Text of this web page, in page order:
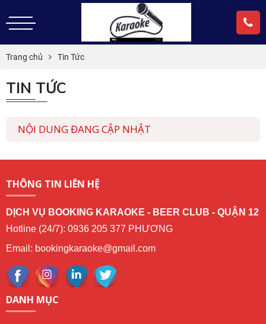
Trang chủ Tin Tức
TIN TỨC
NỘI DUNG ĐANG CẬP NHẬT
THÔNG TIN LIÊN HỆ
DỊCH VỤ BOOKING KARAOKE - BEER CLUB - QUẬN 12
Hotline (24/7): 0936 205 377 PHƯƠNG
Email: bookingkaraoke@gmail.com
DANH MỤC